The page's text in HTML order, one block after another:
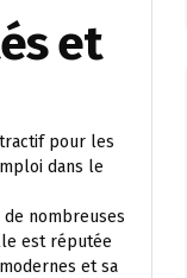
et
pour les
dans le
nombreuses
est réputée
et sa